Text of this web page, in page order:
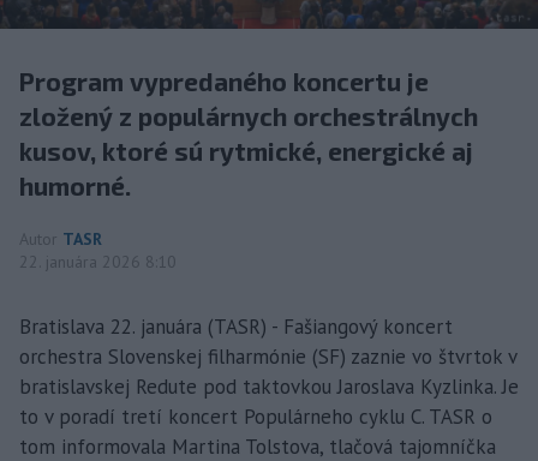
Program vypredaného koncertu je
zložený z populárnych orchestrálnych
kusov, ktoré sú rytmické, energické aj
humorné.
Autor TASR
22. januára 2026 8:10
Bratislava 22. januára (TASR) - Fašiangový koncert
orchestra Slovenskej filharmónie (SF) zaznie vo štvrtok v
bratislavskej Redute pod taktovkou Jaroslava Kyzlinka. Je
to v poradí tretí koncert Populárneho cyklu C. TASR o
tom informovala Martina Tolstova, tlačová tajomníčka